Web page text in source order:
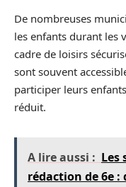
De nombreuses
les enfants durant les
cadre de loisirs
sont souvent
participer leurs
réduit.
A lire aussi : Les
rédaction de 6e